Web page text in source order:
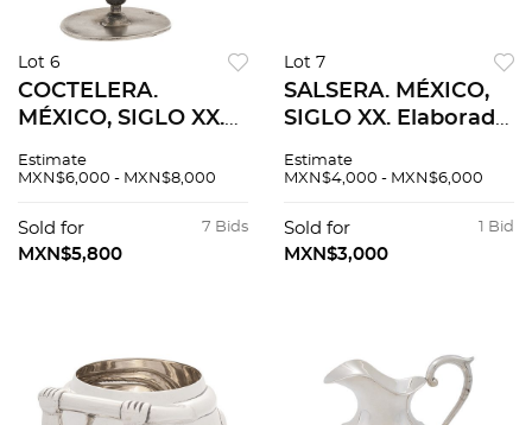
Lot 6
COCTELERA.
MÉXICO, SIGLO XX.
WILLEM SPRATLING,
Peso 447 g.
Estimate
MXN$6,000 - MXN$8,000
7 Bids
Sold for
MXN$5,800
Lot 7
SALSERA. MÉXICO,
SIGLO XX. Elaborada
Sterling, ley 0.925.
motivos vegetales y
detalles
Estimate
MXN$4,000 - MXN$6,000
1 Bid
Sold for
MXN$3,000